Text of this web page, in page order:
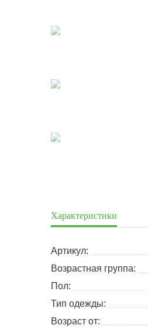
Характеристики
Артикул:
Возрастная группа:
Пол:
Тип одежды:
Возраст от: